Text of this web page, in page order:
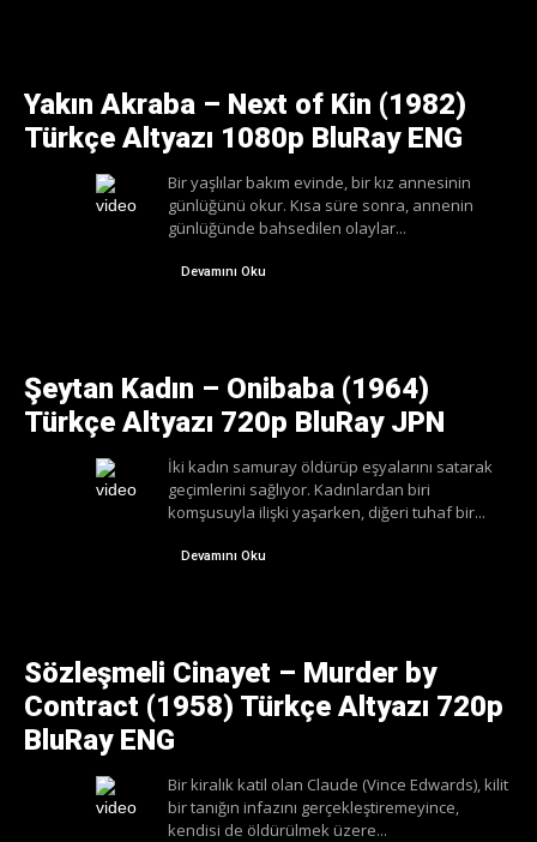
Yakın Akraba – Next of Kin (1982)
Türkçe Altyazı 1080p BluRay ENG
Bir yaşlılar bakım evinde, bir kız annesinin
günlüğünü okur. Kısa süre sonra, annenin
günlüğünde bahsedilen olaylar...
Devamını Oku
Şeytan Kadın – Onibaba (1964)
Türkçe Altyazı 720p BluRay JPN
İki kadın samuray öldürüp eşyalarını satarak
geçimlerini sağlıyor. Kadınlardan biri
komşusuyla ilişki yaşarken, diğeri tuhaf bir...
Devamını Oku
Sözleşmeli Cinayet – Murder by
Contract (1958) Türkçe Altyazı 720p
BluRay ENG
Bir kiralık katil olan Claude (Vince Edwards), kilit
bir tanığın infazını gerçekleştiremeyince,
kendisi de öldürülmek üzere...